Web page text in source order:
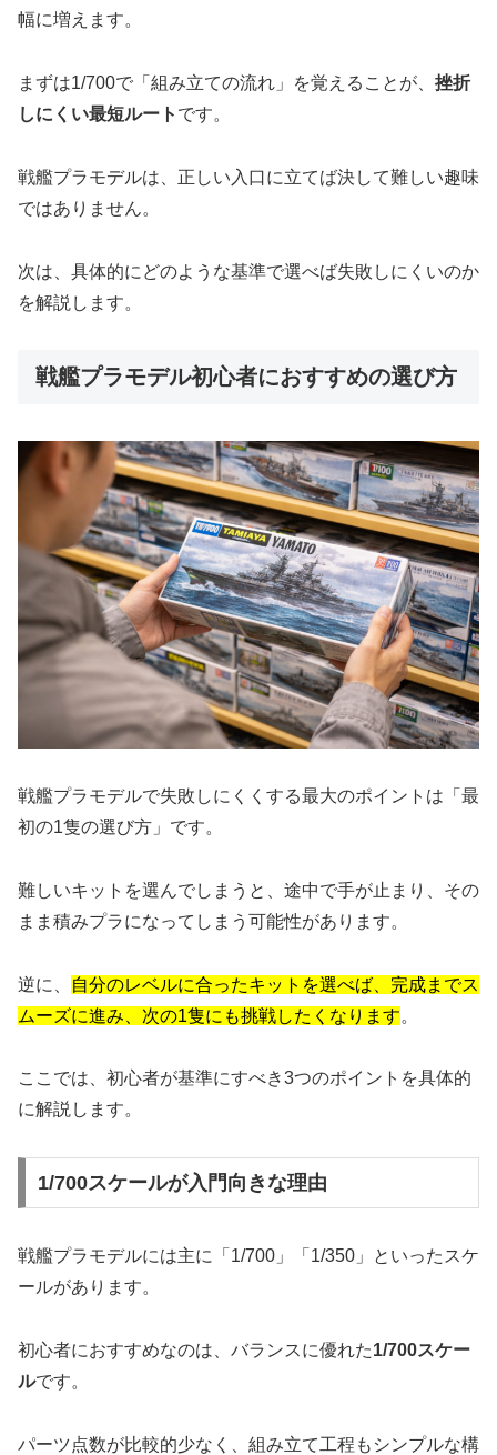
幅に増えます。
まずは1/700で「組み立ての流れ」を覚えることが、 挫折
しにくい最短ルート です。
戦艦プラモデルは、正しい入口に立てば決して難しい趣味
ではありません。
次は、具体的にどのような基準で選べば失敗しにくいのか
を解説します。
戦艦プラモデル初心者におすすめの選び方
戦艦プラモデルで失敗しにくくする最大のポイントは「最
初の1隻の選び方」です。
難しいキットを選んでしまうと、途中で手が止まり、その
まま積みプラになってしまう可能性があります。
逆に、
自分のレベルに合ったキットを選べば、完成までス
ムーズに進み、次の1隻にも挑戦したくなります。
ここでは、初心者が基準にすべき3つのポイントを具体的
に解説します。
1/700スケールが入門向きな理由
戦艦プラモデルには主に「1/700」「1/350」といったスケ
ールがあります。
初心者におすすめなのは、バランスに優れた1/700スケー
ルです。
パーツ点数が比較的少なく、組み立て工程もシンプルな構